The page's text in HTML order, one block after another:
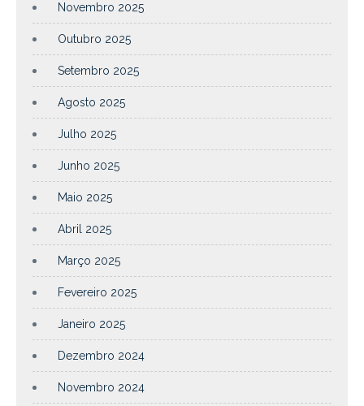
Novembro 2025
Outubro 2025
Setembro 2025
Agosto 2025
Julho 2025
Junho 2025
Maio 2025
Abril 2025
Março 2025
Fevereiro 2025
Janeiro 2025
Dezembro 2024
Novembro 2024